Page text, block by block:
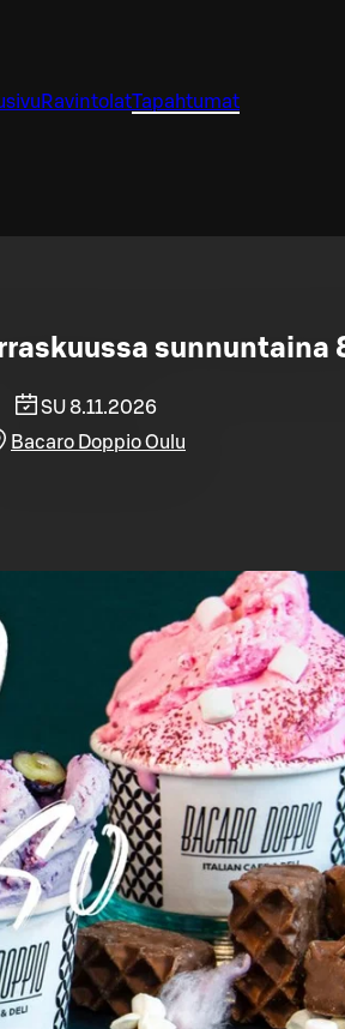
RavintolatTapahtumat
sunnuntaina
SU 8.11.2026
Bacaro Doppio Oulu